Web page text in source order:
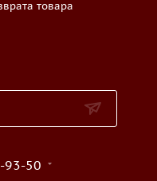
товара
93-50